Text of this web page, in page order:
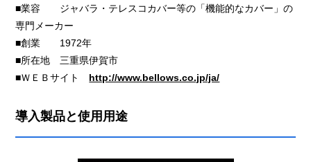
■業容 ジャバラ・テレスコカバー等の「機能的なカバー」の
専門メーカー
■創業 1972年
■所在地 三重県伊賀市
■ＷＥＢサイト http://www.bellows.co.jp/ja/
導入製品と使用用途